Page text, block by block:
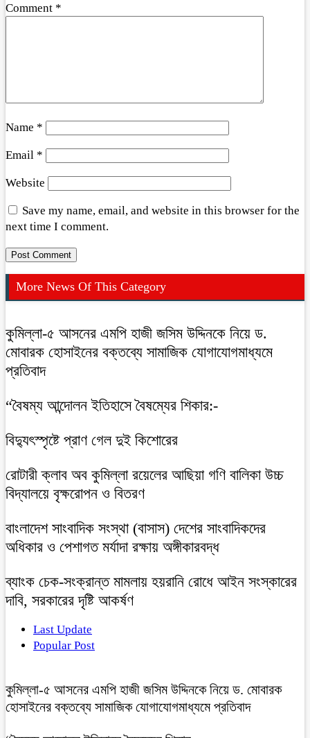
Comment *
Name *
Email *
Website
Save my name, email, and website in this browser for the
next time I comment.
More News Of This Category
কুমিল্লা-৫ আসনের এমপি হাজী জসিম উদ্দিনকে নিয়ে ড.
মোবারক হোসাইনের বক্তব্যে সামাজিক যোগাযোগমাধ্যমে
প্রতিবাদ
“বৈষম্য আন্দোলন ইতিহাসে বৈষম্যের শিকার:-
বিদ্যুৎস্পৃষ্টে প্রাণ গেল দুই কিশোরের
রোটারী ক্লাব অব কুমিল্লা রয়েলের আছিয়া গণি বালিকা উচ্চ
বিদ্যালয়ে বৃক্ষরোপন ও বিতরণ
বাংলাদেশ সাংবাদিক সংস্থা (বাসাস) দেশের সাংবাদিকদের
অধিকার ও পেশাগত মর্যাদা রক্ষায় অঙ্গীকারবদ্ধ
ব্যাংক চেক-সংক্রান্ত মামলায় হয়রানি রোধে আইন সংস্কারের
দাবি, সরকারের দৃষ্টি আকর্ষণ
Last Update
Popular Post
কুমিল্লা-৫ আসনের এমপি হাজী জসিম উদ্দিনকে নিয়ে ড. মোবারক
হোসাইনের বক্তব্যে সামাজিক যোগাযোগমাধ্যমে প্রতিবাদ